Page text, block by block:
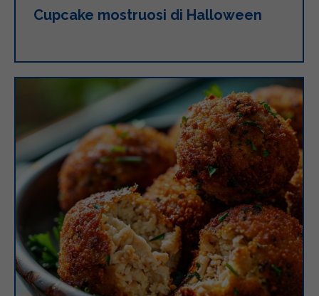
Cupcake mostruosi di Halloween